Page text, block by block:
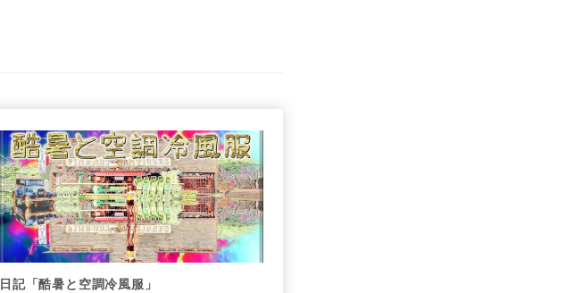
日記「酷暑と空調冷風服」